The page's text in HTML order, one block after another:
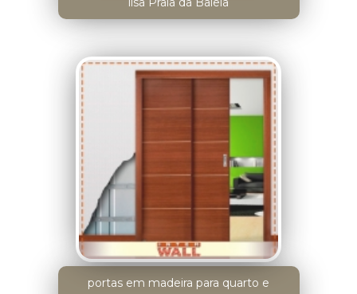
portas em madeira para quarto e